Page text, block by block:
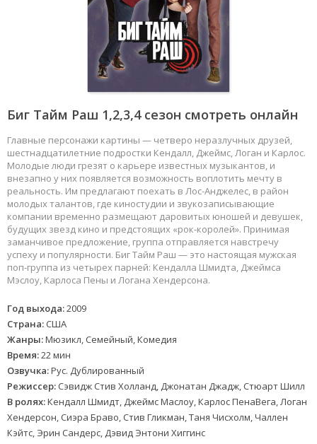
Биг Тайм Раш 1,2,3,4 сезон смотреть онлайн
Главные персонажи картины — четверо неразлучных друзей,
шестнадцатилетние подростки Кендалл, Джеймс, Логан и Карлос.
Молодые люди грезят о карьере известных музыкантов, и
внезапно у них появляется возможность воплотить мечту в
реальность. Им предлагают поехать в Лос-Анджелес, в район
молодых талантов, где киностудии и звукозаписывающие
компании временно размещают даровитых юношей и девушек,
будущих звезд кино и предстоящих «рок-королей». Принимая
заманчивое предложение, группа отправляется навстречу
успеху и популярности. Биг Тайм Раш — это настоящая мужская
поп-группа из четырех парней: Кендалла Шмидта, Джеймса
Мэслоу, Карлоса Пены и Логана Хендерсона.
Год выхода:2009
Страна: США
Жанры:Мюзикл, Семейный, Комедия
Время:22 мин
Озвучка:Рус. Дублированный
Режиссер: Сэвидж Стив Холланд, Джонатан Джадж, Стюарт Шилл
В ролях:Кендалл Шмидт, Джеймс Маслоу, Карлос ПенаВега, Логан
Хендерсон, Сиэра Браво, Стив Гликман, Таня Чисхолм, Чаллен
Кэйтс, Эрин Сандерс, Дэвид Энтони Хиггинс